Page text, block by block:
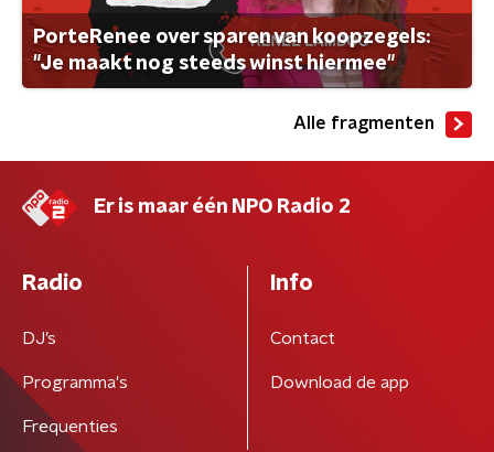
PorteRenee over sparen van koopzegels:
"Je maakt nog steeds winst hiermee"
Alle fragmenten
Er is maar één NPO Radio 2
Radio
DJ’s
Programma's
Frequenties
Info
Contact
Download de app